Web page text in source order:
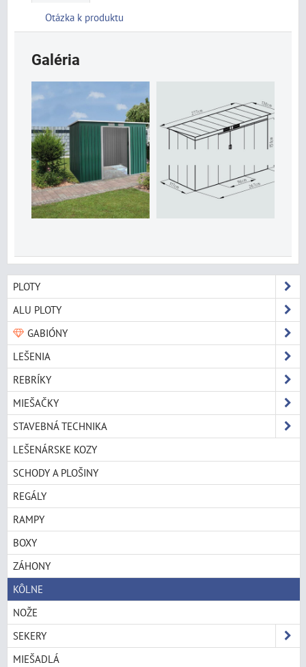
Otázka k produktu
Galéria
PLOTY
ALU PLOTY
GABIÓNY
LEŠENIA
REBRÍKY
MIEŠAČKY
STAVEBNÁ TECHNIKA
LEŠENÁRSKE KOZY
SCHODY A PLOŠINY
REGÁLY
RAMPY
BOXY
ZÁHONY
KÔLNE
NOŽE
SEKERY
MIEŠADLÁ